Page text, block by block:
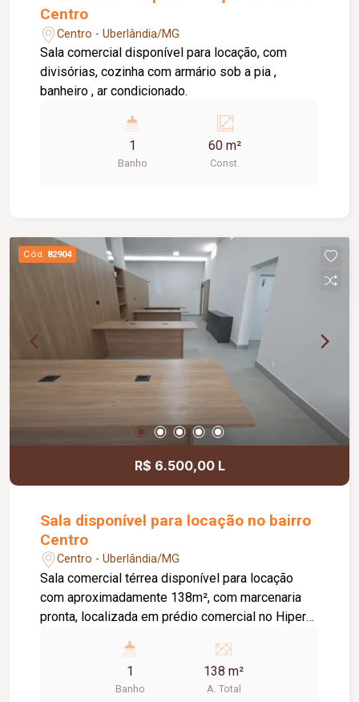
Centro
Centro - Uberlândia/MG
Sala comercial disponível para locação, com
divisórias, cozinha com armário sob a pia ,
banheiro , ar condicionado.
1
Banho
60 m²
Const.
Cód. 82904
R$ 6.500,00 L
Sala disponível para locação no bairro
Centro
Centro - Uberlândia/MG
Sala comercial térrea disponível para locação
com aproximadamente 138m², com marcenaria
pronta, localizada em prédio comercial no Hiper
entrada, elevador, sistema de câmeras de
segurança e projeto de incêndio em todo o
prédio. A sala dispõe de copa com armários,
1
Banho
138 m²
A. Total